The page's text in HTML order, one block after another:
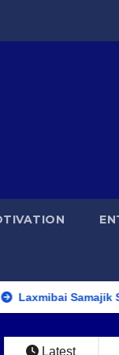
Samajik Suraksha
Latest